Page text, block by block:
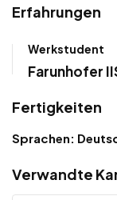
Erfahrungen
Werkstudent
Farunhofer
Fertigkeiten
Sprachen:
Verwandte